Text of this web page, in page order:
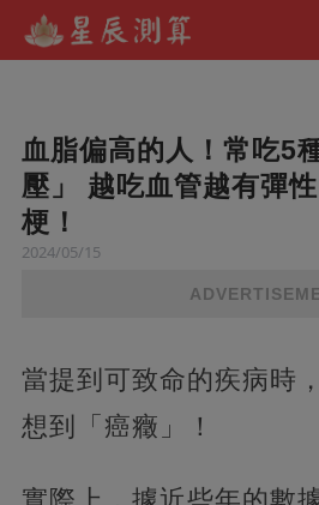
血脂偏高的人！常吃5
壓」 越吃血管越有彈
梗！
2024/05/15
當提到可致命的疾病時
想到「癌癥」！